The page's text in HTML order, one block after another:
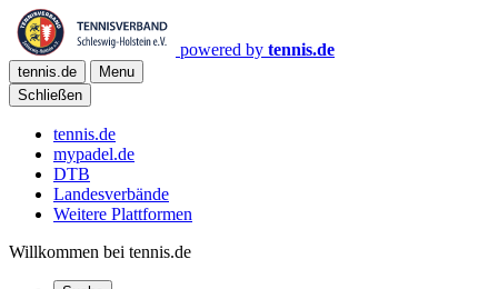
powered by tennis.de
tennis.de
Menu
Schließen
tennis.de
mypadel.de
DTB
Landesverbände
Weitere Plattformen
Willkommen bei tennis.de